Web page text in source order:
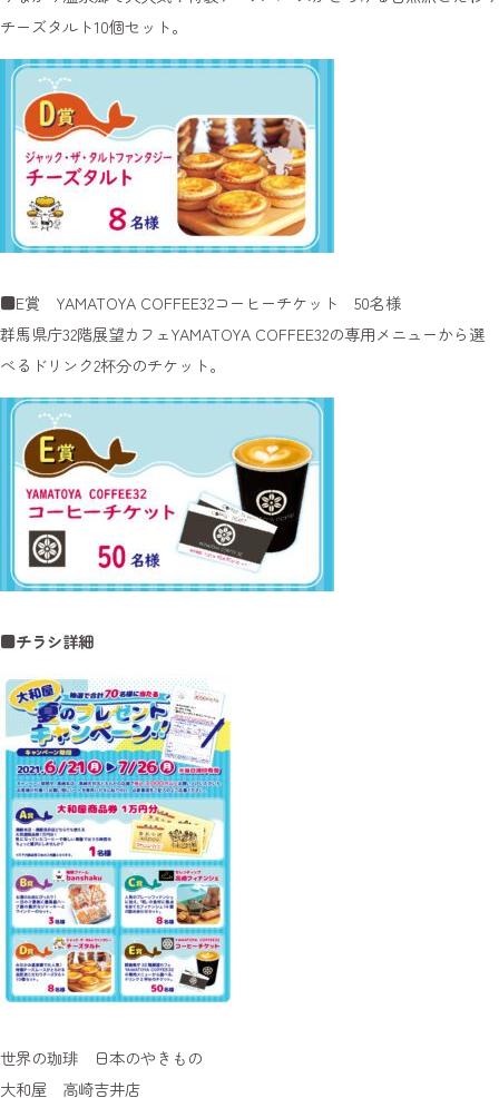
チーズタルト10個セット。
■E賞 YAMATOYA COFFEE32コーヒーチケット 50名様
群馬県庁32階展望カフェYAMATOYA COFFEE32の専用メニューから選
べるドリンク2杯分のチケット。
■チラシ詳細
世界の珈琲 日本のやきもの
大和屋 高崎吉井店